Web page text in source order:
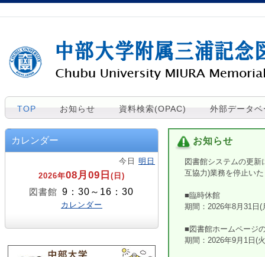
TOP お知らせ 資料検索(OPAC) 外部データベ
カレンダー
今日 明日
2026年08月09日 (日)
図書館 9：30～16：30
カレンダー
お知らせ
図書館システムの更
互協力)業務を停止い
■臨時休館
期間：2026年8月31
■図書館ホームページ
期間：2026年9月1日